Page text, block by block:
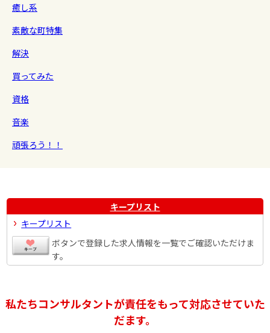
癒し系
素敵な町特集
解決
買ってみた
資格
音楽
頑張ろう！！
キープリスト
キープリスト
ボタンで登録した求人情報を一覧でご確認いただけま
す。
私たちコンサルタントが責任をもって対応させていた
だます。